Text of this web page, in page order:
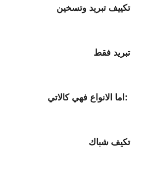
تكييف تبريد وتسخين
تبريد فقط
:اما الانواع فهي كالاتي
تكيف شباك